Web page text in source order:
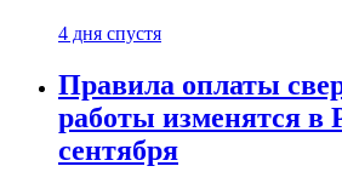
4 дня спустя
Правила оплаты
работы изменятся в
сентября